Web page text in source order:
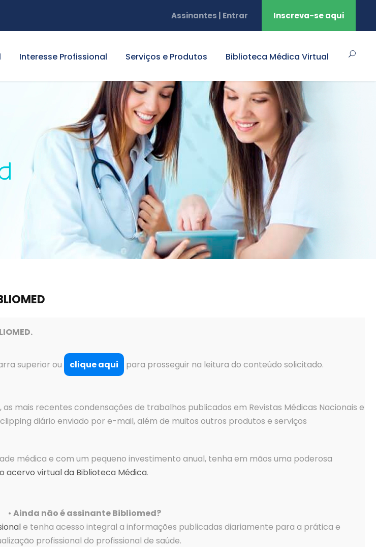
Assinantes | Entrar Inscreva-se aqui
Interesse Profissional Serviços e Produtos Biblioteca Médica Virtual
.
superior ou clique aqui para prosseguir na leitura do conteúdo solicitado.
mais recentes condensações de trabalhos publicados em Revistas Médicas Nacionais e
diário enviado por e-mail, além de muitos outros produtos e serviços
médica e com um pequeno investimento anual, tenha em mãos uma poderosa
acervo virtual da Biblioteca Médica.
• Ainda não é assinante Bibliomed?
e tenha acesso integral a informações publicadas diariamente para a prática e
profissional do profissional de saúde.